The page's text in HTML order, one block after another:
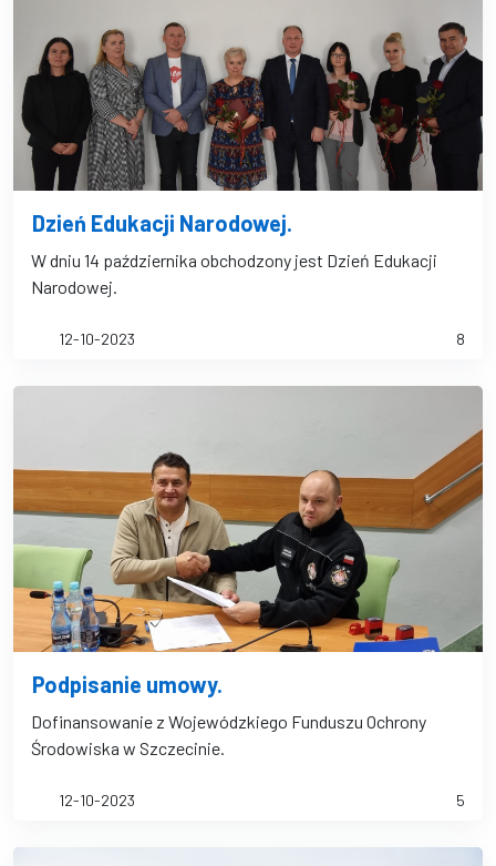
Dzień Edukacji Narodowej.
W dniu 14 października obchodzony jest Dzień Edukacji
Narodowej.
12-10-2023 8
Podpisanie umowy.
Dofinansowanie z Wojewódzkiego Funduszu Ochrony
Środowiska w Szczecinie.
12-10-2023 5